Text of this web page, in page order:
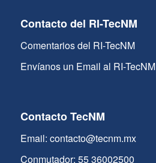
Contacto del RI-TecNM
Comentarios del RI-TecNM
Envíanos un Email al RI-TecNM
Contacto TecNM
Email: contacto@tecnm.mx
Conmutador: 55 36002500